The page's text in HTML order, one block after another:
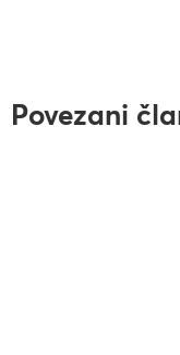
Povezani